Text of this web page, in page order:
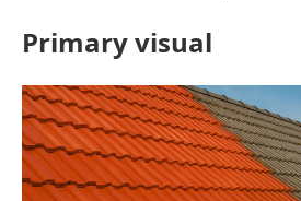
Primary visual